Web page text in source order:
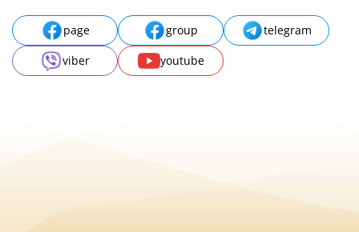
page group
telegram
viber
youtube